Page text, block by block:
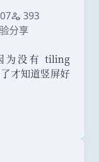
访问量
393
分享
为没有 tiling
才知道竖屏好